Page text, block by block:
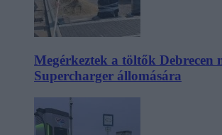
Megérkeztek a töltők Debrecen
Supercharger állomására